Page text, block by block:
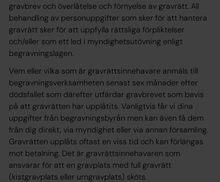
gravbrev och överlåtelse och förnyelse av gravrätt. All
behandling av personuppgifter som sker för att hantera
gravrätt sker för att uppfylla rättsliga förpliktelser
och/eller som ett led i myndighetsutövning enligt
begravningslagen.
Vem eller vilka som är gravrättsinnehavare anmäls till
begravningsverksamheten senast sex månader efter
dödsfallet som därefter utfärdar gravbrevet som bevis
på att gravrätten har upplåtits. Vanligtvis får vi dina
uppgifter från begravningsbyrån men kan även få dem
från dig direkt, via myndighet eller via annan församling.
Gravrätten upplåts oftast en viss tid och kan förlängas
mot betalning. Det är gravrättsinnehavaren som
ansvarar för att en gravplats med full gravrätt
(kistgravplats eller urngravplats) sköts.